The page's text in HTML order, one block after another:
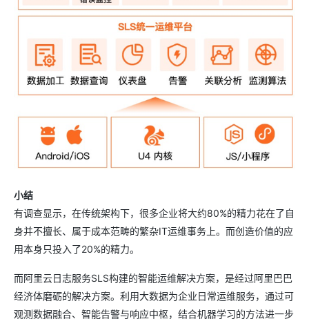
小结
有调查显示，在传统架构下，很多企业将大约80%的精力花在了自
身并不擅长、属于成本范畴的繁杂IT运维事务上。而创造价值的应
用本身只投入了20%的精力。
而阿里云日志服务SLS构建的智能运维解决方案，是经过阿里巴巴
经济体磨砺的解决方案。利用大数据为企业日常运维服务，通过可
观测数据融合、智能告警与响应中枢，结合机器学习的方法进一步